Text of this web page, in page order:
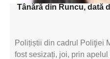
Tânără din Runcu, dată
Polițiștii din cadrul Poliţiei
fost sesizați, joi, prin apelul